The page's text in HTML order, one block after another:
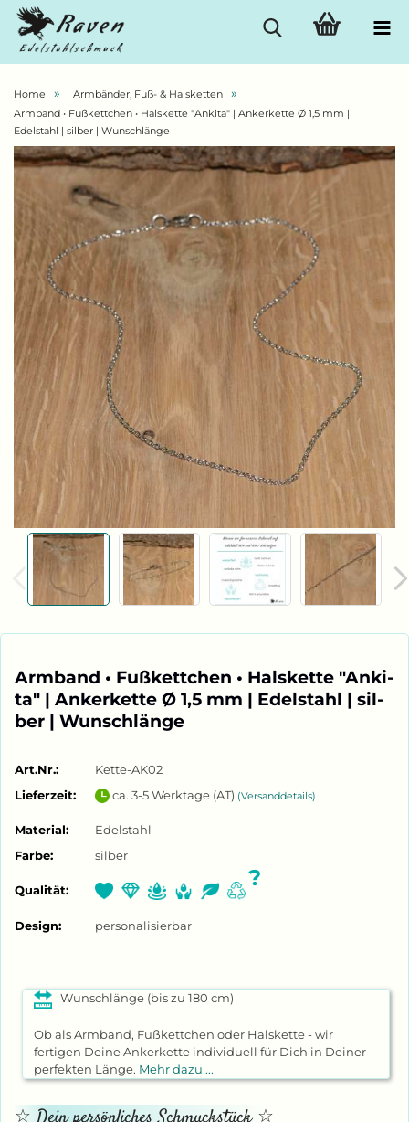
Home » Armbänder, Fuß- & Halsketten »
Armband • Fußkettchen • Halskette "Ankita" | Ankerkette Ø 1,5 mm |
Edelstahl | silber | Wunschlänge
Arm­band • Fuß­kett­chen • Hals­ket­te "An­ki­
ta" | An­ker­ket­te Ø 1,5 mm | Edel­stahl | sil­
ber | Wunsch­län­ge
Art.Nr.:
Kette-AK02
Lieferzeit:
ca. 3-5 Werktage (AT) (Versanddetails)
Material:
Edelstahl
Farbe:
silber
Qualität: ?
Design: personalisierbar
Wunschlänge (bis zu 180 cm)
Ob als Armband, Fußkettchen oder Halskette - wir
fertigen Deine Ankerkette individuell für Dich in Deiner
perfekten Länge. Mehr dazu ...